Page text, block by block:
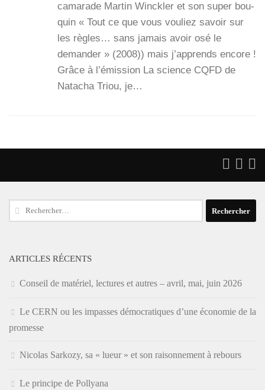
cama­rade Mar­tin Win­ck­ler et son super bou­
quin « Tout ce que vous vou­liez savoir sur
les règles… sans jamais avoir osé le
deman­der » (2008)) mais j’ap­prends encore !
Grâce à l’é­mis­sion La science CQFD de
Nata­cha Triou, je…
Rechercher :
ARTICLES RÉCENTS
Conseil de matériel, lectures et autres – avril, mai, juin 2026
Le CERN ou les impasses démocratiques d’une économie de la
promesse
Nicolas Sarkozy, sa « lueur » et son raisonnement à rebours
Le principe de Pollyana